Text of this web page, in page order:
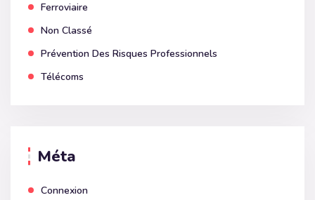
Ferroviaire
Non Classé
Prévention Des Risques Professionnels
Télécoms
Méta
Connexion